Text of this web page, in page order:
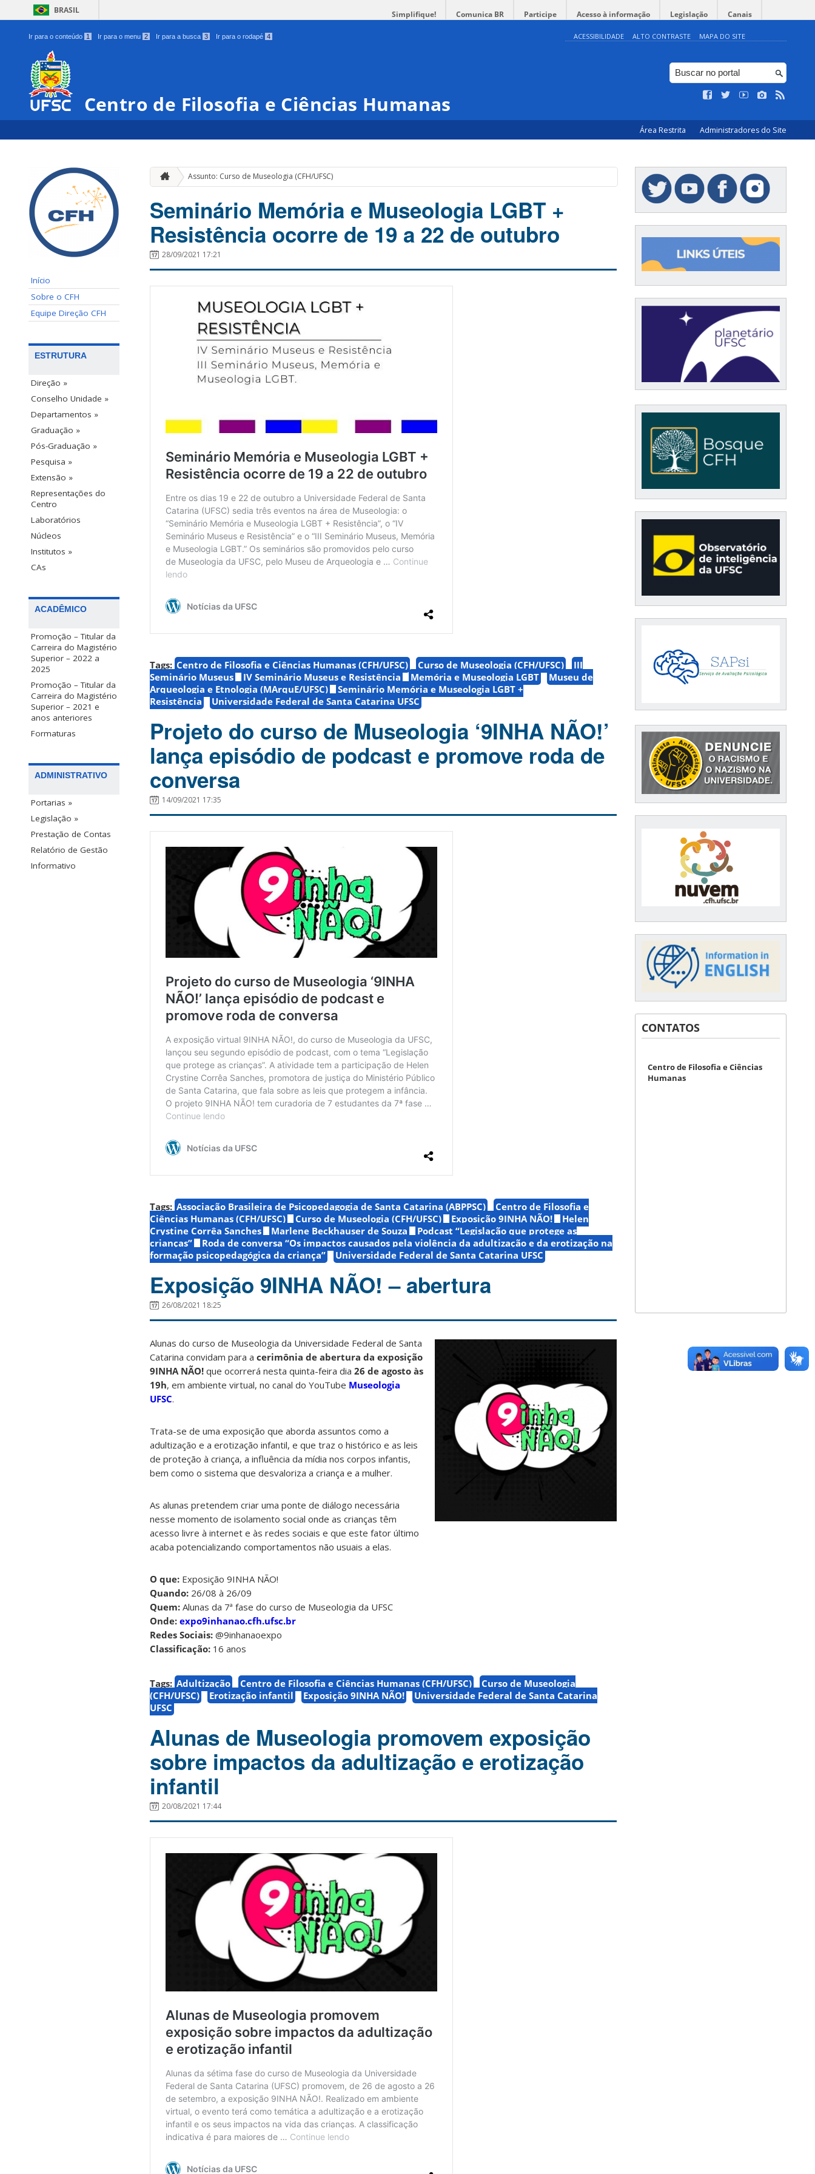
BRASIL Simplifique! Comunica BR Participe Acesso à informação Legislação Canais
Ir para o conteúdo 1 Ir para o menu 2 Ir para a busca 3 Ir para o rodapé 4 ACESSIBILIDADE ALTO CONTRASTE MAPA DO SITE
Centro de Filosofia e Ciências Humanas
Área Restrita Administradores do Site
Início
Sobre o CFH
Equipe Direção CFH
ESTRUTURA
Direção »
Conselho Unidade »
Departamentos »
Graduação »
Pós-Graduação »
Pesquisa »
Extensão »
Representações do
Centro
Laboratórios
Núcleos
Institutos »
CAs
ACADÊMICO
Promoção – Titular da
Carreira do Magistério
Superior – 2022 a
2025
Promoção – Titular da
Carreira do Magistério
Superior – 2021 e
anos anteriores
Formaturas
ADMINISTRATIVO
Portarias »
Legislação »
Prestação de Contas
Relatório de Gestão
Informativo
Assunto: Curso de Museologia (CFH/UFSC)
Seminário Memória e Museologia LGBT +
Resistência ocorre de 19 a 22 de outubro
28/09/2021 17:21
Tags: Centro de Filosofia e Ciências Humanas (CFH/UFSC) Curso de Museologia (CFH/UFSC)
III
Seminário Museus
IV Seminário Museus e Resistência Memória e Museologia LGBT
Museu de
Arqueologia e Etnologia (MArquE/UFSC)
Seminário Memória e Museologia LGBT +
Resistência
Universidade Federal de Santa Catarina UFSC
Projeto do curso de Museologia ‘9INHA NÃO!’
lança episódio de podcast e promove roda de
conversa
14/09/2021 17:35
Tags: Associação Brasileira de Psicopedagogia de Santa Catarina (ABPPSC)
Centro de Filosofia e
Ciências Humanas (CFH/UFSC)
Curso de Museologia (CFH/UFSC) Exposição 9INHA NÃO!
Helen
Crystine Corrêa Sanches
Marlene Beckhauser de Souza
Podcast “Legislação que protege as
crianças”
Roda de conversa “Os impactos causados pela violência da adultização e da erotização na
formação psicopedagógica da criança”
Universidade Federal de Santa Catarina UFSC
Exposição 9INHA NÃO! – abertura
26/08/2021 18:25
Alunas do curso de Museologia da Universidade Federal de Santa
Catarina convidam para a cerimônia de abertura da exposição
9INHA NÃO! que ocorrerá nesta quinta-feira dia 26 de agosto às
19h, em ambiente virtual, no canal do YouTube Museologia
UFSC.
Trata-se de uma exposição que aborda assuntos como a
adultização e a erotização infantil, e que traz o histórico e as leis
de proteção à criança, a influência da mídia nos corpos infantis,
bem como o sistema que desvaloriza a criança e a mulher.
As alunas pretendem criar uma ponte de diálogo necessária
nesse momento de isolamento social onde as crianças têm
acesso livre à internet e às redes sociais e que este fator último
acaba potencializando comportamentos não usuais a elas.
O que: Exposição 9INHA NÃO!
Quando: 26/08 à 26/09
Quem: Alunas da 7ª fase do curso de Museologia da UFSC
Onde: expo9inhanao.cfh.ufsc.br
Redes Sociais: @9inhanaoexpo
Classificação: 16 anos
Tags: Adultização Centro de Filosofia e Ciências Humanas (CFH/UFSC)
Curso de Museologia
(CFH/UFSC)
Erotização infantil Exposição 9INHA NÃO!
Universidade Federal de Santa Catarina
UFSC
Alunas de Museologia promovem exposição
sobre impactos da adultização e erotização
infantil
20/08/2021 17:44
CONTATOS
Centro de Filosofia e Ciências
Humanas